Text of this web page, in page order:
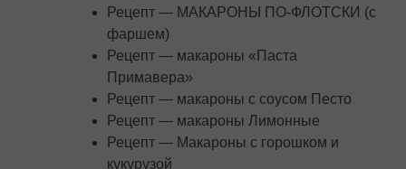
Рецепт — МАКАРОНЫ ПО-ФЛОТСКИ (с
фаршем)
Рецепт — макароны «Паста
Примавера»
Рецепт — макароны с соусом Песто
Рецепт — макароны Лимонные
Рецепт — Макароны с горошком и
кукурузой